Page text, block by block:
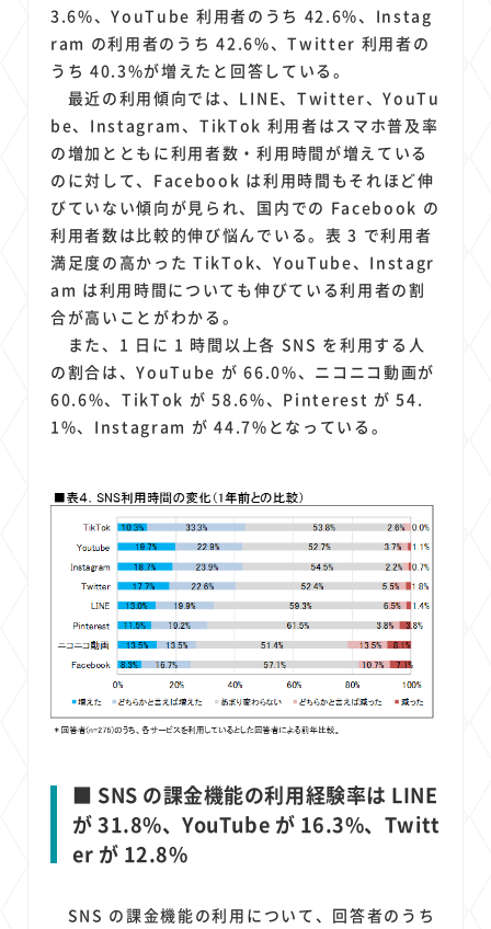
3.6%、YouTube 利用者のうち 42.6%、Instag
ram の利用者のうち 42.6%、Twitter 利用者の
うち 40.3%が増えたと回答している。
最近の利用傾向では、LINE、Twitter、YouTu
be、Instagram、TikTok 利用者はスマホ普及率
の増加とともに利用者数・利用時間が増えている
のに対して、Facebook は利用時間もそれほど伸
びていない傾向が見られ、国内での Facebook の
利用者数は比較的伸び悩んでいる。表 3 で利用者
満足度の高かった TikTok、YouTube、Instagr
am は利用時間についても伸びている利用者の割
合が高いことがわかる。
また、1 日に 1 時間以上各 SNS を利用する人
の割合は、YouTube が 66.0%、ニコニコ動画が
60.6%、TikTok が 58.6%、Pinterest が 54.
1%、Instagram が 44.7%となっている。
■ SNS の課金機能の利用経験率は LINE
が 31.8%、YouTube が 16.3%、Twitt
er が 12.8%
SNS の課金機能の利用について、回答者のうち